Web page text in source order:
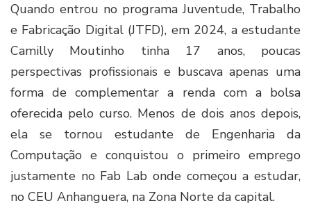
Quando entrou no programa Juventude, Trabalho
e Fabricação Digital (JTFD), em 2024, a estudante
Camilly Moutinho tinha 17 anos, poucas
perspectivas profissionais e buscava apenas uma
forma de complementar a renda com a bolsa
oferecida pelo curso. Menos de dois anos depois,
ela se tornou estudante de Engenharia da
Computação e conquistou o primeiro emprego
justamente no Fab Lab onde começou a estudar,
no CEU Anhanguera, na Zona Norte da capital.